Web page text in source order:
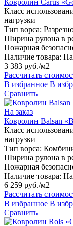
Ковролин Carus
Класс
нагрузки
Тип ворса:
Ширина рулона в
Пожарная
Наличие товара: На
3 383 руб./м2
Рассчитать
В избранное В
Сравнить
На заказ
Ковролин Balsan
Класс
нагрузки
Тип ворса:
Ширина рулона в
Пожарная
Наличие товара: На
6 259 руб./м2
Рассчитать
В избранное В
Сравнить